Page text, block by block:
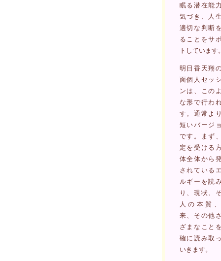
眠る潜在能
気づき、人
適切な判断
ることをサ
トしています
明日香天翔
面個人セッ
ンは、この
な形で行わ
す。通常よ
短いバージ
です。まず
定を受ける
体全体から
されている
ルギーを読
り、現状、
人の本質
来、その他
ざまなこと
確に読み取
いきます。